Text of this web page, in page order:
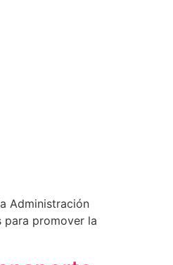
Administración
para promover la